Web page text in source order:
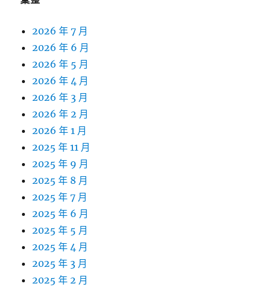
2026 年 7 月
2026 年 6 月
2026 年 5 月
2026 年 4 月
2026 年 3 月
2026 年 2 月
2026 年 1 月
2025 年 11 月
2025 年 9 月
2025 年 8 月
2025 年 7 月
2025 年 6 月
2025 年 5 月
2025 年 4 月
2025 年 3 月
2025 年 2 月